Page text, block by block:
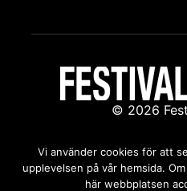
© 2026
Kontakta oss:
Vi använder cookies för att
upplevelsen på vår hemsida.
här webbplatsen